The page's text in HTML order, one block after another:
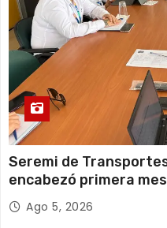
Seremi de
encabezó primera
retiro de cables en
Ago 5, 2026